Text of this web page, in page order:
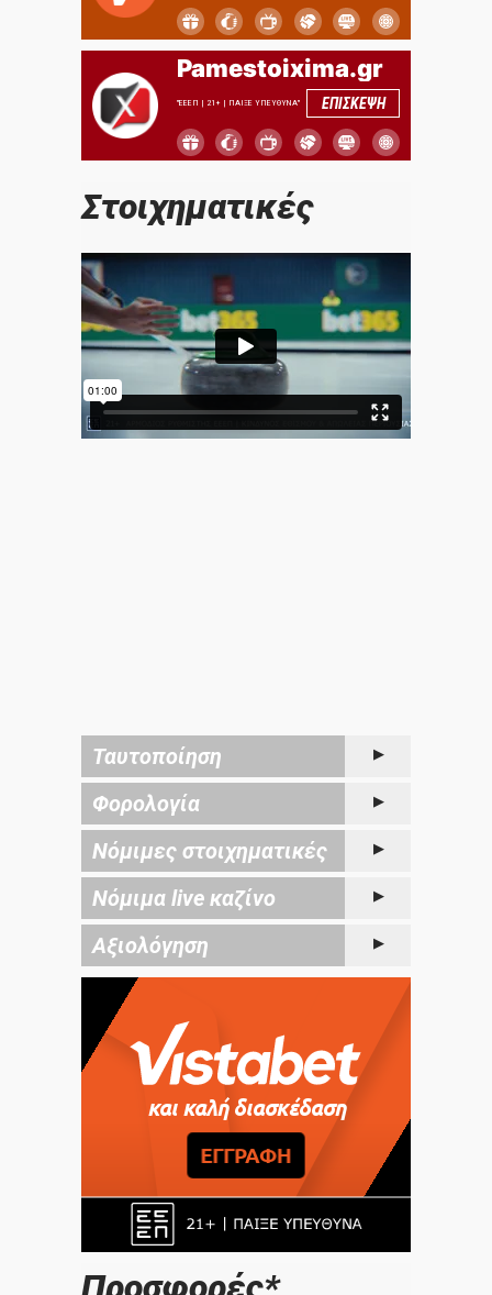
Pamestoixima.gr
"ΕΕΕΠ | 21+ | ΠΑΙΞΕ ΥΠΕΥΘΥΝΑ" ΕΠΙΣΚΕΨΗ
Στοιχηματικές
Ταυτοποίηση
Φορολογία
Νόμιμες στοιχηματικές
Νόμιμα live καζίνο
Αξιολόγηση